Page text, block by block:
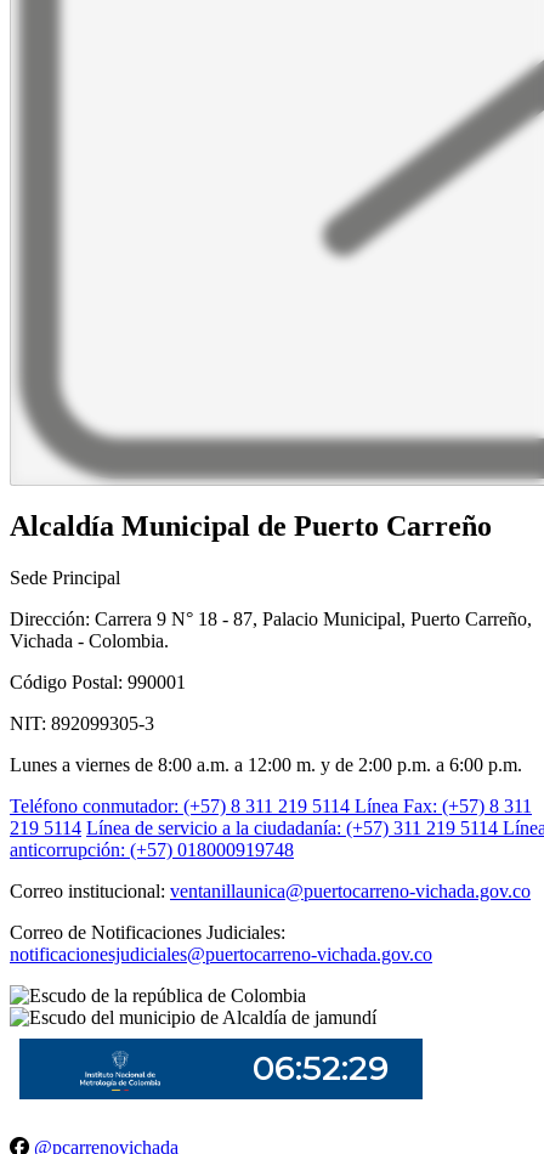
Alcaldía Municipal de Puerto Carreño
Sede Principal
Dirección: Carrera 9 N° 18 - 87, Palacio Municipal, Puerto Carreño,
Vichada - Colombia.
Código Postal: 990001
NIT: 892099305-3
Lunes a viernes de 8:00 a.m. a 12:00 m. y de 2:00 p.m. a 6:00 p.m.
Teléfono conmutador: (+57) 8 311 219 5114 Línea Fax: (+57) 8 311
219 5114 Línea de servicio a la ciudadanía: (+57) 311 219 5114
anticorrupción: (+57) 018000919748
Correo institucional: ventanillaunica@puertocarreno-vichada.gov.co
Correo de Notificaciones Judiciales:
notificacionesjudiciales@puertocarreno-vichada.gov.co
@pcarrenovichada